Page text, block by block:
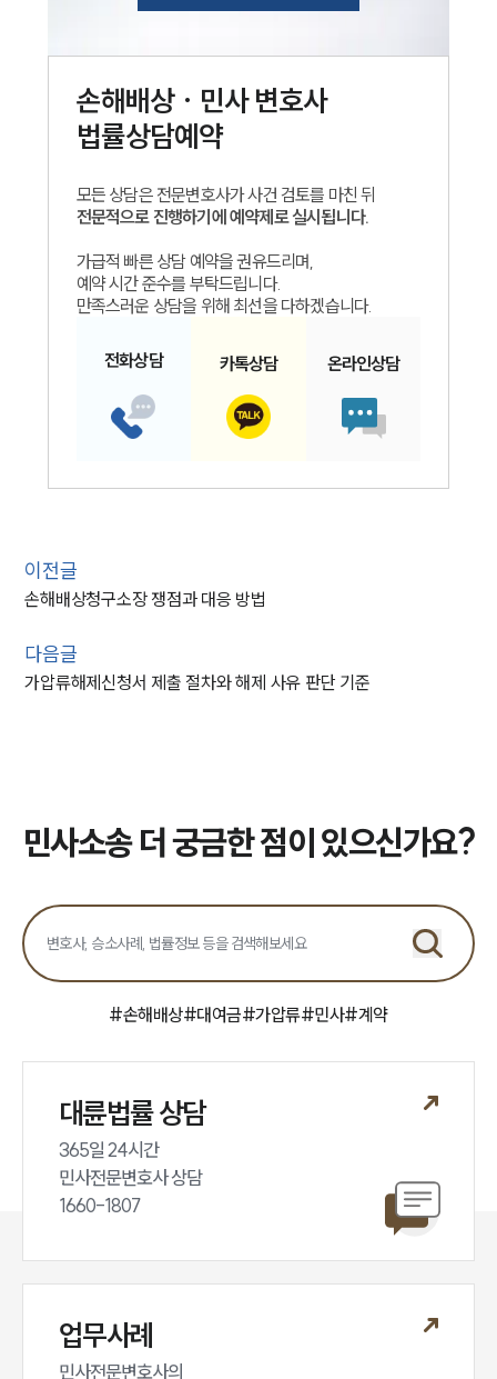
손해배상 · 민사변호사
법률상담예약
모든 상담은 전문변호사가 사건 검토를 마친 뒤
전문적으로 진행하기에 예약제로 실시됩니다.
가급적 빠른 상담 예약을 권유드리며,
예약 시간 준수를 부탁드립니다.
만족스러운 상담을 위해 최선을 다하겠습니다.
전화상담 카톡상담 온라인상담
이전글
손해배상청구소장 쟁점과 대응 방법
다음글
가압류해제신청서 제출 절차와 해제 사유 판단 기준
민사소송 더 궁금한 점이 있으신가요?
#손해배상#대여금#가압류#민사#계약
대륜법률 상담
365일 24시간
민사전문변호사 상담
1660-1807
업무사례
민사전문변호사의